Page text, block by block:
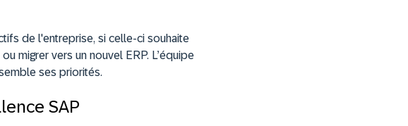
de l'entreprise, si celle-ci souhaite
migrer vers un nouvel ERP. L’équipe
ses priorités.
SAP